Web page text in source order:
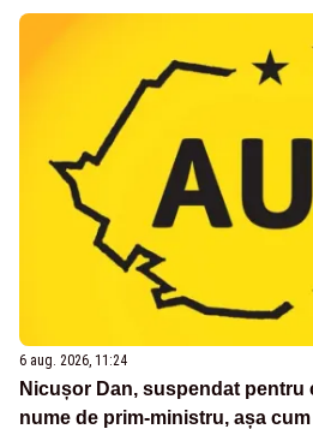
6 aug. 2026, 11:24
Nicușor Dan, suspendat pentru
nume de prim-ministru, așa